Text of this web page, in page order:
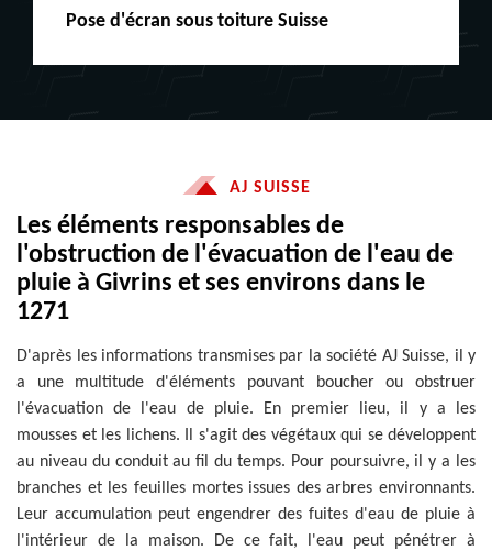
Peinture boiserie LE
AJ SUISSE
Les éléments responsables de
l'obstruction de l'évacuation de l'eau de
pluie à Givrins et ses environs dans le
1271
D'après les informations transmises par la société AJ Suisse, il y
a une multitude d'éléments pouvant boucher ou obstruer
l'évacuation de l'eau de pluie. En premier lieu, il y a les
mousses et les lichens. Il s'agit des végétaux qui se développent
au niveau du conduit au fil du temps. Pour poursuivre, il y a les
branches et les feuilles mortes issues des arbres environnants.
Leur accumulation peut engendrer des fuites d'eau de pluie à
l'intérieur de la maison. De ce fait, l'eau peut pénétrer à